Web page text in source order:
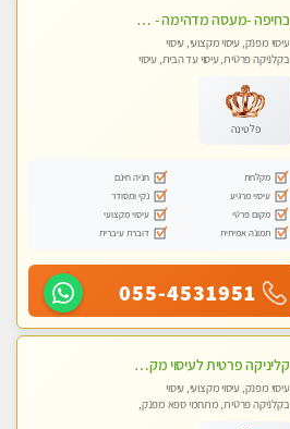
בחיפה -מעסה מדהימה - כל סוגי העיסויים מעסה מקצועית ואיכותית פרטי!!!
עיסוי מפנק, עיסוי מקצועי, עיסוי
בקלניקה פרטית, עיסוי עד הבית, עיסוי
פלטינה
מקלחת
חניה חינם
עיסוי מרגיע
נקי ומסודר
מקום פרטי
עיסוי מקצועי
תמונה אמיתית
דוברת עיברית
055-4531951
קליניקה פרטית לעיסוי מקצועי ואלטרנטיבי ברמה גבוהה VIP תתקשר ..... highly recommended..new in the city
עיסוי מפנק, עיסוי מקצועי, עיסוי
בקלניקה פרטית, מתחמי ספא מפנק,